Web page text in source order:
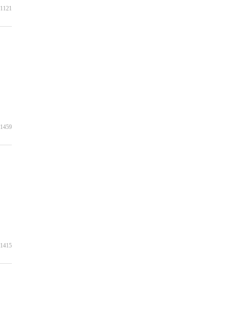
1121
1459
1415